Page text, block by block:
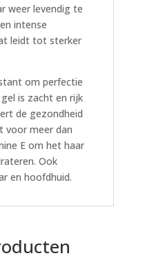
weer levendig te
intense
leidt tot sterker
om perfectie
is zacht en rijk
de gezondheid
voor meer dan
E om het haar
Ook
en hoofdhuid.